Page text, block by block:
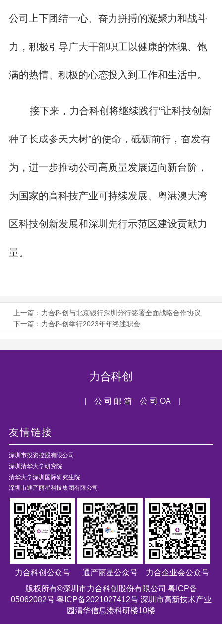
公司上下团结一心、奋力拼搏的凝聚力和战斗
力，积极引导广大干部职工以健康的体魄、饱
满的热情、积极的心态投入到工作和生活中。
接下来，力合科创将继续践行“让科技创新
种子长成参天大树”的使命，砥砺前行，奋发有
为，进一步推动公司高质量发展迈向新台阶，
为国家的高科技产业可持续发展、粤港澳大湾
区科技创新发展和深圳先行示范区建设贡献力
量。
上一篇： 力合科创与北京银行深圳分行签署全面战略合作协议
下一篇： 力合科创举行2023年年终述职会
力合科创
公 司 OA |
| 公 司 邮 箱
友情链接
深圳市投资控股有限公司
深圳清华大学研究院
清华大学深圳国际研究生院
深圳市通产丽星科技集团有限公司
力合科创公众号 通产丽星公众号
力合企业会公众号
版权所有©深圳市力合科创股份有限公司 粤ICP备
05062082号 粤ICP备2021027412号深圳市高新技术产业
园清华信息港科研楼10楼